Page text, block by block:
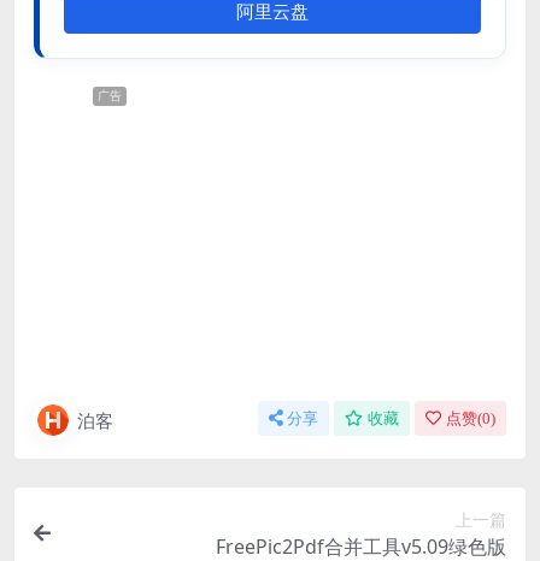
阿里云盘
广告
泊客 分享 收藏 点赞(0)
上一篇
FreePic2Pdf合并工具v5.09绿色版